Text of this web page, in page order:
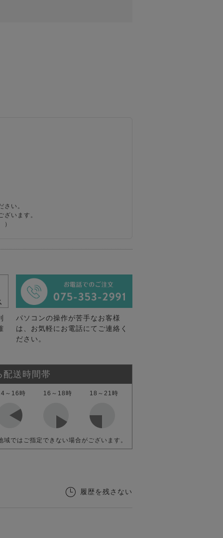
い。
います。
パソコンの操作が苦手なお客様
は、お気軽にお電話にてご連絡く
ださい。
配送時間帯
～16時 16～18時 18～21時
ではご指定できない場合がございます。
履歴を残さない